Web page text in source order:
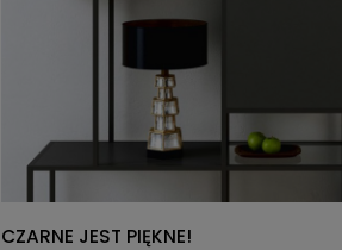
CZARNE JEST PIĘKNE!